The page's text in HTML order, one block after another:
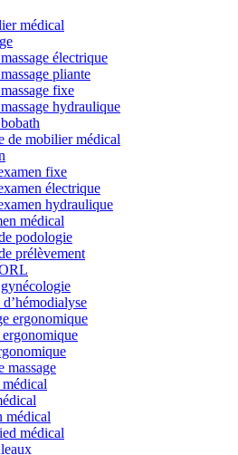
médical
électrique
pliante
fixe
hydraulique
de mobilier médical
fixe
électrique
hydraulique
médical
podologie
prélèvement
ergonomique
massage
médical
médical